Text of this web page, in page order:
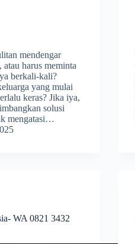
mendengar
atau harus meminta
berkali-kali?
yang mulai
keras? Jika iya,
solusi
mengatasi…
WA 0821 3432